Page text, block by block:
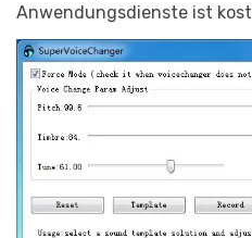
Anwendungsdienste ist